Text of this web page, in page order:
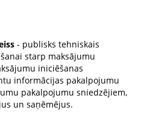
- publisks tehniskais
starp maksājumu
iniciēšanas
informācijas pakalpojumu
pakalpojumu sniedzējiem,
un saņēmējus.